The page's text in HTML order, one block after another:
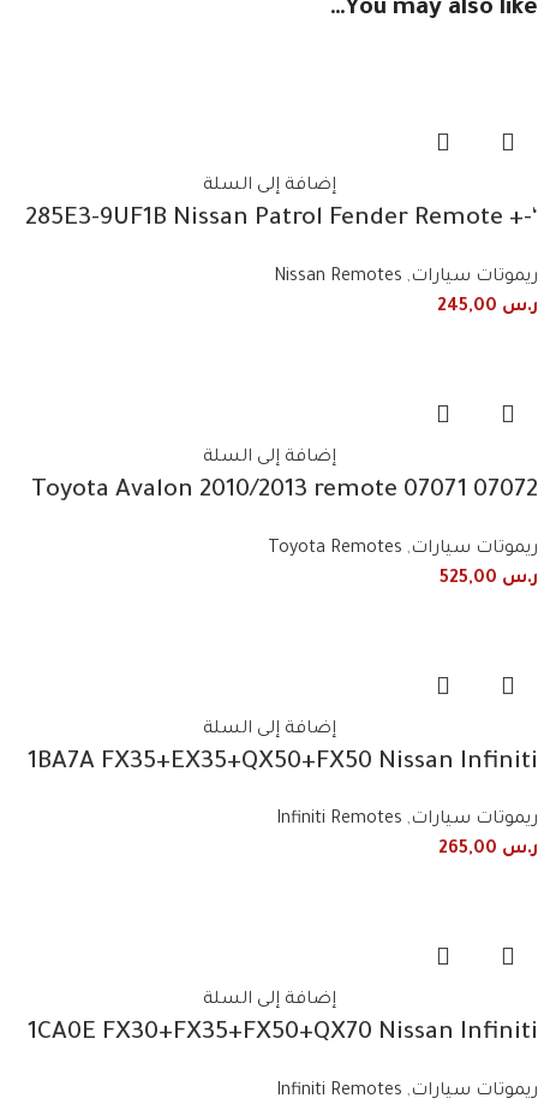
You may also like…
إضافة إلى السلة
‘-285E3-9UF1B Nissan Patrol Fender Remote +
ريموتات سيارات,
Nissan Remotes
ر.س
إضافة إلى السلة
07072 07071 Toyota Avalon 2010/2013 remote
ريموتات سيارات,
Toyota Remotes
ر.س
إضافة إلى السلة
1BA7A FX35+EX35+QX50+FX50 Nissan Infiniti
ريموتات سيارات,
Infiniti Remotes
ر.س
إضافة إلى السلة
1CA0E FX30+FX35+FX50+QX70 Nissan Infiniti
ريموتات سيارات,
Infiniti Remotes